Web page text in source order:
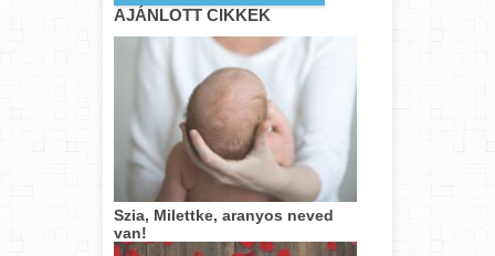
AJÁNLOTT CIKKEK
Szia, Milettke, aranyos neved
van!